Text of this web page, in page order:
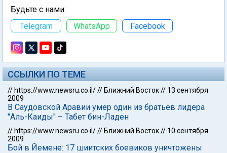
Будьте с нами:
Telegram
WhatsApp Facebook
ССЫЛКИ ПО ТЕМЕ
// https://www.newsru.co.il/// Ближний Восток// 13 сентября
2009
В Саудовской Аравии умер один из братьев лидера
"Аль-Каиды" – Табет бин-Ладен
// https://www.newsru.co.il/// Ближний Восток// 10 сентября
2009
Бой в Йемене: 17 шиитских боевиков уничтожены